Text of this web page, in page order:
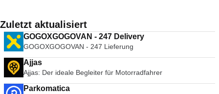
Zuletzt aktualisiert
GOGOXGOGOVAN - 247 Delivery
GOGOXGOGOVAN - 247 Lieferung
Ajjas
Ajjas: Der ideale Begleiter für Motorradfahrer
Parkomatica